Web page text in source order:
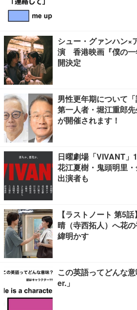
シュー・グァンハン×
演 香港映画『僕の一
開決定
男性更年期について「
第一人者・堀江重郎
が開催されます！
日曜劇場「VIVANT」
花江夏樹・鬼頭明里・
出演者も
【ラストノート 第5
晴（寺西拓人）へ花
緯明かす
この英語ってどんな
er.」